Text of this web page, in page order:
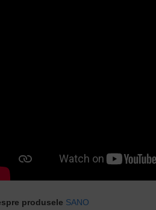
produsele SANO